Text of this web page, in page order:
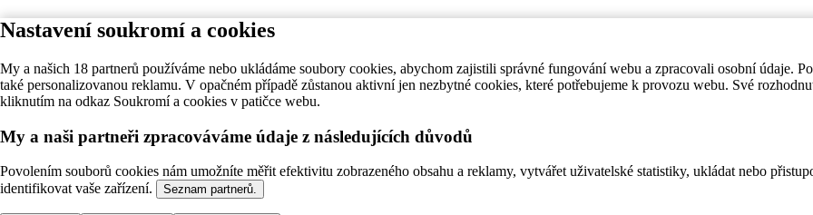
Nastavení soukromí a cookies
My a našich 18 partnerů používáme nebo ukládáme soubory cookies, abychom zajistili správné fungování webu a zpracovali osobní údaje.
také personalizovanou reklamu. V opačném případě zůstanou aktivní jen nezbytné cookies, které potřebujeme k provozu webu. Své
kliknutím na odkaz Soukromí a cookies v patičce webu.
My a naši partneři zpracováváme údaje z následujících důvodů
Povolením souborů cookies nám umožníte měřit efektivitu zobrazeného obsahu a reklamy, vytvářet uživatelské statistiky, ukládat nebo
identifikovat vaše zařízení.
Seznam partnerů.